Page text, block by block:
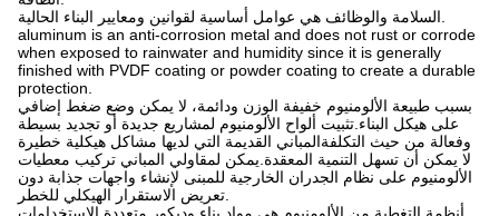
السلامة والوظائف هي عوامل أساسية لقوانين ومعايير البناء الحالية.
aluminum is an anti-corrosion metal and does not rust or corrode
when exposed to rainwater and humidity since it is generally
finished with PVDF coating or powder coating to create a durable
protection.
بسبب طبيعة الألومنيوم خفيفة الوزن ودائمة، لا يمكن وضع ضغط إضافي
على هيكل البناء.تثبيت ألواح الألومنيوم لمشاريع جديدة أو تجديد بسيطة
وفعالة من حيث التكلفةالمباني القديمة التي لديها مشاكل هيكلية خطيرة
لا يمكن أن تسهل التنمية المعقدة.يمكن لمقاولي المباني تركيب معطيات
الألومنيوم على نظام الجدران الخارجية للمبنى لإنشاء واجهات جذابة دون